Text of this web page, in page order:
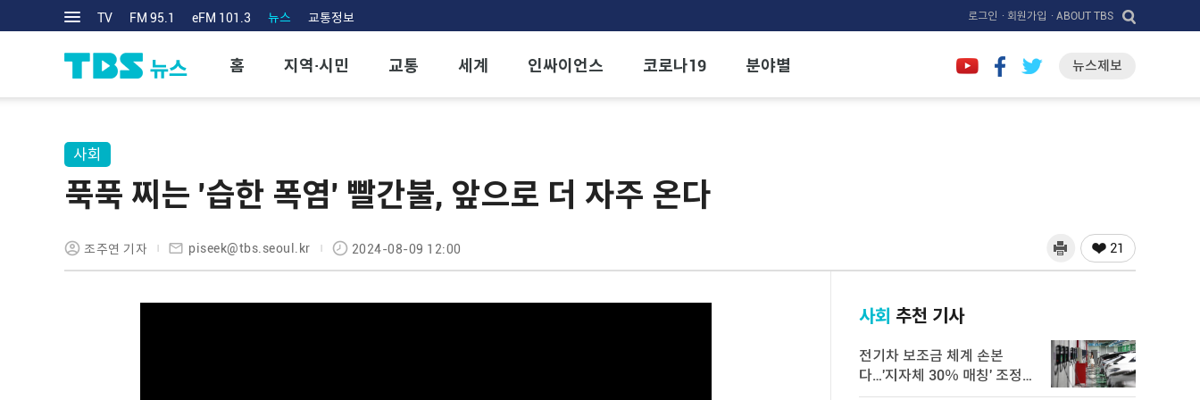
TV FM 95.1 eFM 101.3 뉴스 교통정보 로그인 · 회원가입 · ABOUT TBS
홈 지역·시민 교통 세계 인싸이언스 코로나19 분야별 뉴스제보
사회
푹푹 찌는 '습한 폭염' 빨간불, 앞으로 더 자주 온다
조주연 기자 piseek@tbs.seoul.kr 2024-08-09 12:00 21
사회 추천 기사
전기차 보조금 체계 손본
다…'지자체 30％ 매칭' 조정
검토